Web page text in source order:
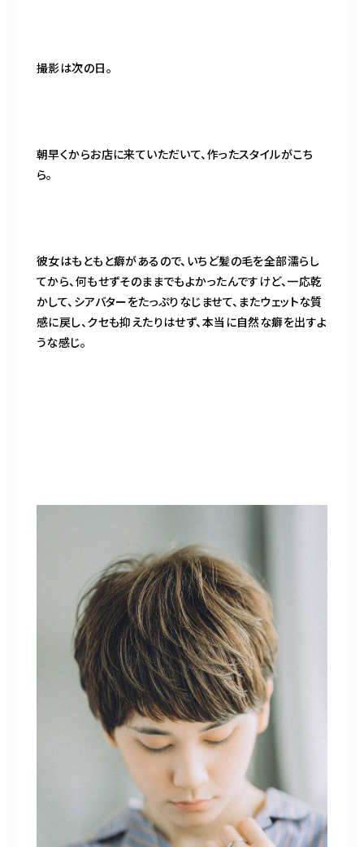
撮影は次の日。
朝早くからお店に来ていただいて、作ったスタイルがこち
ら。
彼女はもともと癖があるので、いちど髪の毛を全部濡らし
てから、何もせずそのままでもよかったんですけど、一応乾
かして、シアバターをたっぷりなじませて、またウェットな質
感に戻し、クセも抑えたりはせず、本当に自然な癖を出すよ
うな感じ。